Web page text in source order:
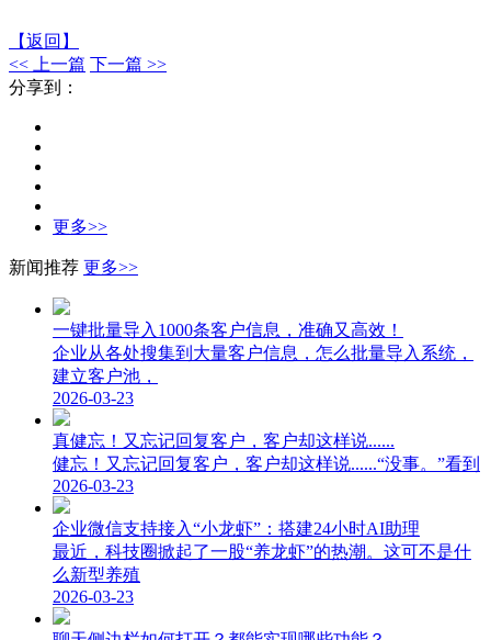
【返回】
<< 上一篇 下一篇 >>
分享到：
更多>>
新闻推荐 更多>>
一键批量导入1000条客户信息，准确又高效！
企业从各处搜集到大量客户信息，怎么批量导入系统，
建立客户池，
2026-03-23
真健忘！又忘记回复客户，客户却这样说......
健忘！又忘记回复客户，客户却这样说......“没事。”看到
2026-03-23
企业微信支持接入“小龙虾”：搭建24小时AI助理
最近，科技圈掀起了一股“养龙虾”的热潮。这可不是什
么新型养殖
2026-03-23